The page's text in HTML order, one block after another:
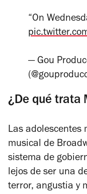
“On
— Gou
¿De qué trata
Las adolescentes
musical de
sistema de
lejos de ser una
terror, angustia y